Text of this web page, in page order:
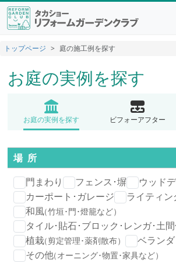
トップページ 庭の施工例を探す
お庭の実例を探す
お庭の実例を探す ビフォーアフター
場 所
門まわり
フェンス･塀
ウッド
カーポート･ガレージ
ライティン
和風（竹垣･門･燈籠など）
タイル･貼石･ブロック･レンガ･土
植栽（剪定管理･薬剤散布）
ベラン
その他（オーニング･物置･家具など）